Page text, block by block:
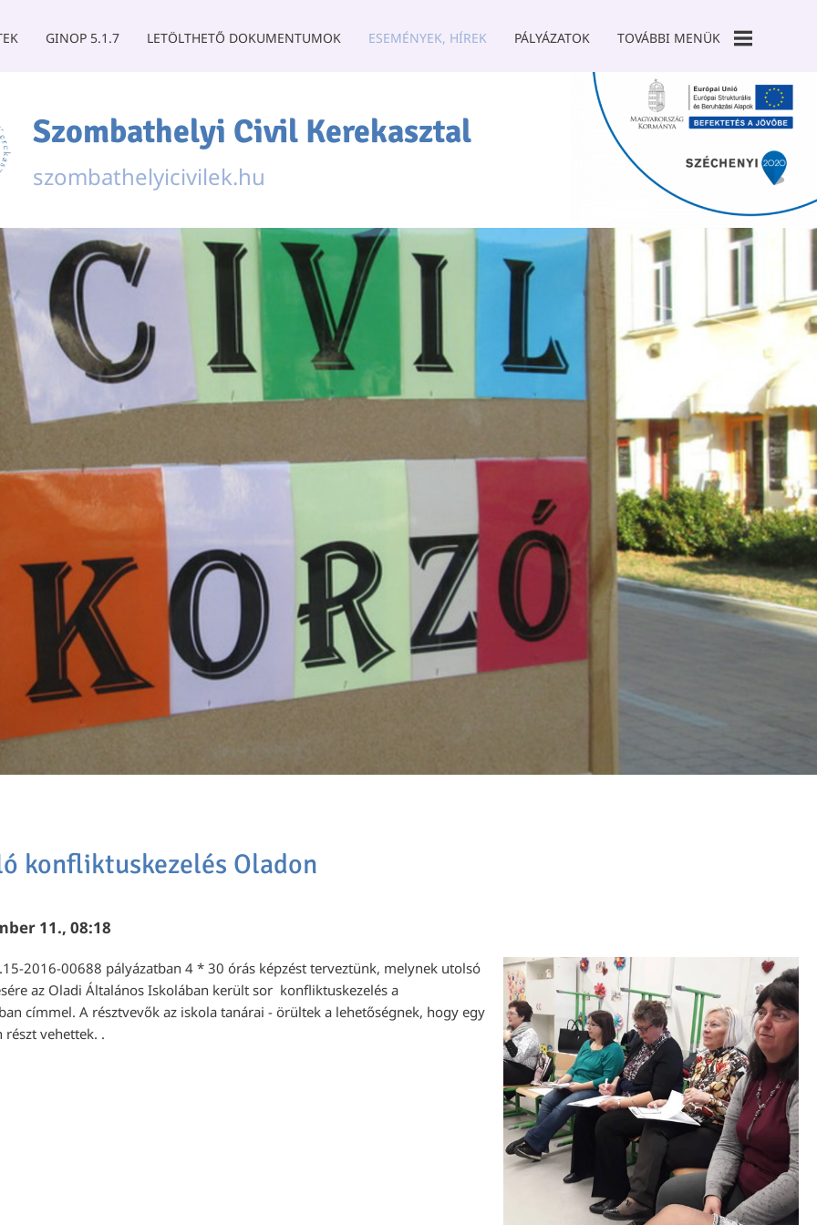
GINOP 5.1.7 LETÖLTHETŐ DOKUMENTUMOK ESEMÉNYEK, HÍREK PÁLYÁZATOK TOVÁBBI MENÜK
GALÉRIA
TÁMOGATÓK
SZCK TANODA
Szombathelyi Civil Kerekasztal
szombathelyicivilek.hu
konfliktuskezelés Oladon
11., 08:18
2016-00688 pályázatban 4 * 30 órás képzést terveztünk, melynek utolsó
az Oladi Általános Iskolában került sor konfliktuskezelés a
címmel. A résztvevők az iskola tanárai - örültek a lehetőségnek, hogy egy
részt vehettek. .